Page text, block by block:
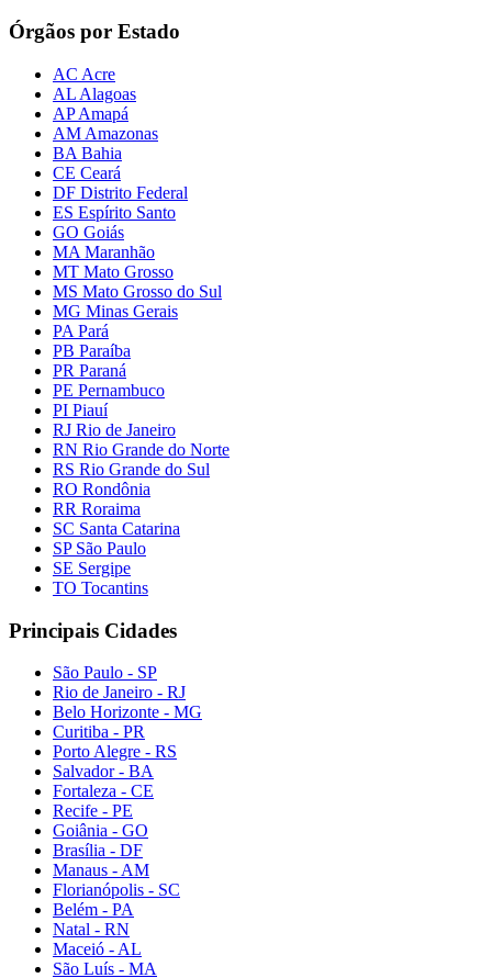
Órgãos por Estado
AC Acre
AL Alagoas
AP Amapá
AM Amazonas
BA Bahia
CE Ceará
DF Distrito Federal
ES Espírito Santo
GO Goiás
MA Maranhão
MT Mato Grosso
MS Mato Grosso do Sul
MG Minas Gerais
PA Pará
PB Paraíba
PR Paraná
PE Pernambuco
PI Piauí
RJ Rio de Janeiro
RN Rio Grande do Norte
RS Rio Grande do Sul
RO Rondônia
RR Roraima
SC Santa Catarina
SP São Paulo
SE Sergipe
TO Tocantins
Principais Cidades
São Paulo - SP
Rio de Janeiro - RJ
Belo Horizonte - MG
Curitiba - PR
Porto Alegre - RS
Salvador - BA
Fortaleza - CE
Recife - PE
Goiânia - GO
Brasília - DF
Manaus - AM
Florianópolis - SC
Belém - PA
Natal - RN
Maceió - AL
São Luís - MA